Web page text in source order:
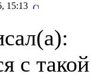
15:13
с